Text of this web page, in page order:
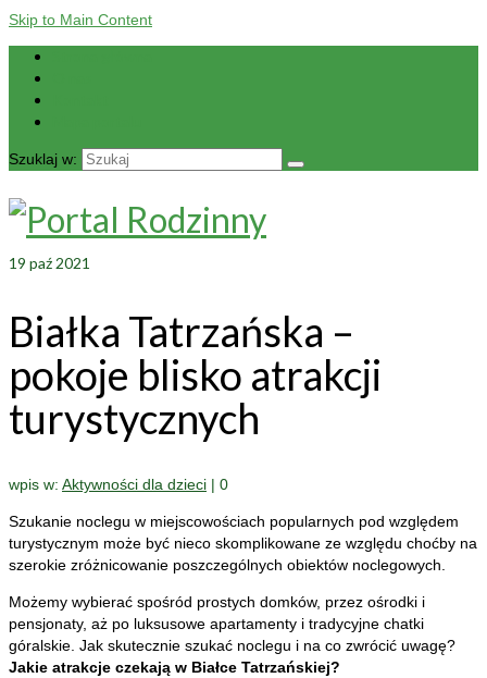
Skip to Main Content
Szuklaj w:
19 paź 2021
Białka Tatrzańska –
pokoje blisko atrakcji
turystycznych
wpis w: Aktywności dla dzieci | 0
Szukanie noclegu w miejscowościach popularnych pod względem
turystycznym może być nieco skomplikowane ze względu choćby na
szerokie zróżnicowanie poszczególnych obiektów noclegowych.
Możemy wybierać spośród prostych domków, przez ośrodki i
pensjonaty, aż po luksusowe apartamenty i tradycyjne chatki
góralskie. Jak skutecznie szukać noclegu i na co zwrócić uwagę?
Jakie atrakcje czekają w Białce Tatrzańskiej?